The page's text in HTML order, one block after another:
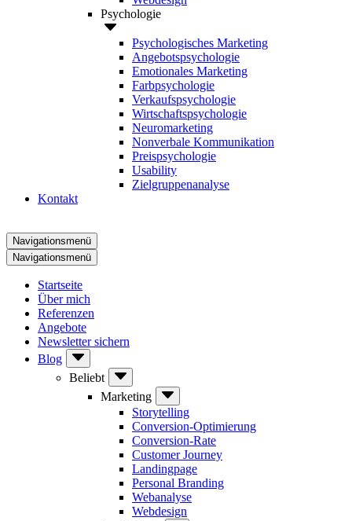
Psychologie
Psychologisches Marketing
Angebotspsychologie
Emotionales Marketing
Farbpsychologie
Verkaufspsychologie
Wirtschaftspsychologie
Neuromarketing
Nonverbale Kommunikation
Preispsychologie
Usability
Zielgruppenanalyse
Kontakt
Navigationsmenü
Navigationsmenü
Startseite
Über mich
Referenzen
Angebote
Newsletter sichern
Blog
Beliebt
Marketing
Storytelling
Conversion-Optimierung
Conversion-Rate
Customer Journey
Landingpage
Personal Branding
Webanalyse
Webdesign